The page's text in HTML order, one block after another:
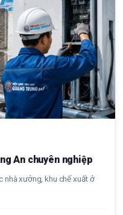
An chuyên nghiệp
nhà xưởng, khu chế xuất ở